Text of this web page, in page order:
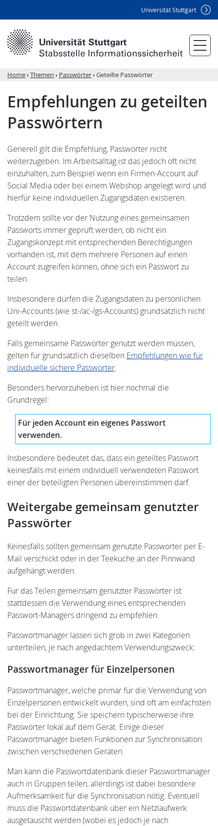
Universität Stuttgart
Home›Themen › Passwörter›Geteilte Passwörter
Empfehlungen zu geteilten
Passwörtern
Generell gilt die Empfehlung, Passwörter nicht
weiterzugeben. Im Arbeitsalltag ist das jedoch oft nicht
einzuhalten, zum Beispiel wenn ein Firmen-Account auf
Social Media oder bei einem Webshop angelegt wird und
hierfür keine individuellen Zugangsdaten existieren.
Trotzdem sollte vor der Nutzung eines gemeinsamen
Passworts immer geprüft werden, ob nicht ein
Zugangskonzept mit entsprechenden Berechtigungen
vorhanden ist, mit dem mehrere Personen auf einen
Account zugreifen können, ohne sich ein Passwort zu
teilen.
Insbesondere dürfen die Zugangsdaten zu persönlichen
Uni-Accounts (wie st-/ac-/gs-Accounts) grundsätzlich nicht
geteilt werden.
Falls gemeinsame Passwörter genutzt werden müssen,
gelten für grundsätzlich dieselben Empfehlungen wie für
individuelle sichere Passwörter.
Besonders hervorzuheben ist hier nochmal die
Grundregel:
Für jeden Account ein eigenes Passwort
verwenden.
Insbesondere bedeutet das, dass ein geteiltes Passwort
keinesfalls mit einem individuell verwendeten Passwort
einer der beteiligten Personen übereinstimmen darf.
Weitergabe gemeinsam genutzter
Passwörter
Keinesfalls sollten gemeinsam genutzte Passwörter per E-
Mail verschickt oder in der Teeküche an der Pinnwand
aufgehängt werden.
Für das Teilen gemeinsam genutzter Passwörter ist
stattdessen die Verwendung eines entsprechenden
Passwort-Managers dringend zu empfehlen.
Passwortmanager lassen sich grob in zwei Kategorien
unterteilen, je nach angedachtem Verwendungszweck:
Passwortmanager für Einzelpersonen
Passwortmanager, welche primär für die Verwendung von
Einzelpersonen entwickelt wurden, sind oft am einfachsten
bei der Einrichtung. Sie speichern typischerweise ihre
Passwörter lokal auf dem Gerät. Einige dieser
Passwortmanager bieten Funktionen zur Synchronisation
zwischen verschiedenen Geräten.
Man kann die Passwortdatenbank dieser Passwortmanager
auch in Gruppen teilen, allerdings ist dabei besondere
Aufmerksamkeit für die Synchronisation nötig. Eventuell
muss die Passwortdatenbank über ein Netzlaufwerk
ausgetauscht werden (wobei es jedoch je nach